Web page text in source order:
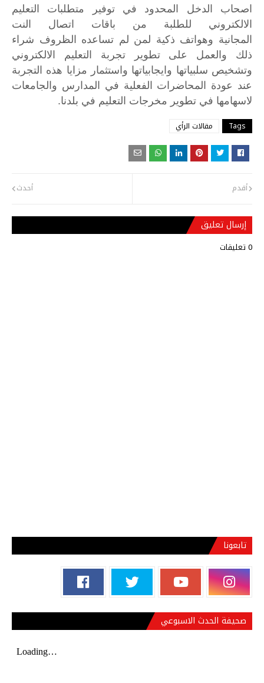
اصحاب
الدخل المحدود في توفير متطلبات
التعليم
الالكتروني
للطلبة من باقات اتصال
النت
المجانية وهواتف ذكية لمن لم تساعده الظروف شراء
ذلك
والعمل على تطوير تجربة التعليم
الالكتروني
وتشخيص سلبياتها وايجابياتها واستثمار مزايا هذه التجربة
عند عودة المحاضرات الفعلية في المدارس والجامعات
لاسهامها في تطوير مخرجات التعليم في بلدنا.
Tags مقالات الرأي
أحدث أقدم
إرسال تعليق
0 تعليقات
تابعونا
صحيفة الحدث الاسبوعي